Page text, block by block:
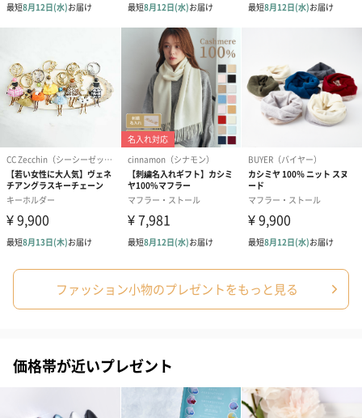
ファッション小物のプレゼントをもっと見る
価格帯が近いプレゼント